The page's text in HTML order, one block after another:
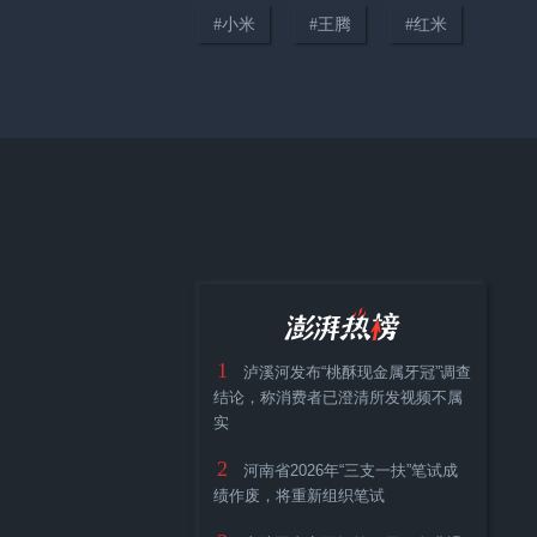
#小米 #王腾 #红米
1
泸溪河发布“桃酥现金属牙冠”调查
结论，称消费者已澄清所发视频不属
实
2
河南省2026年“三支一扶”笔试成
绩作废，将重新组织笔试